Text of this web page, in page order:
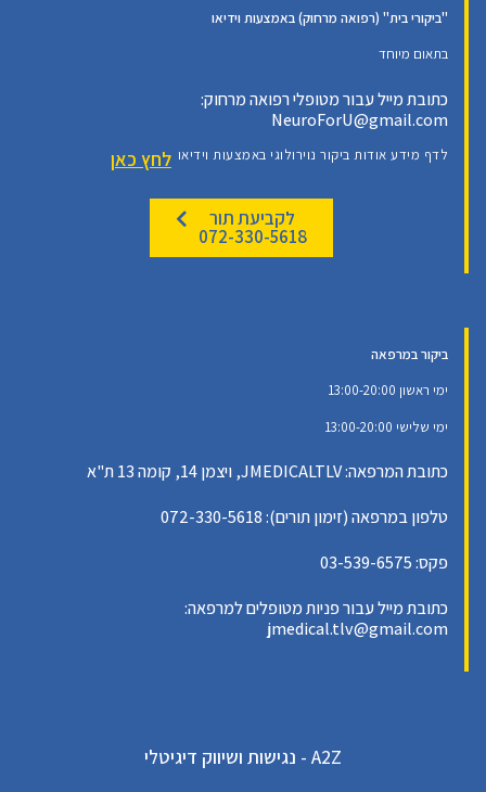
"ביקורי בית" (רפואה מרחוק) באמצעות וידיאו
בתאום מיוחד
כתובת מייל עבור מטופלי רפואה מרחוק:
NeuroForU@gmail.com
לדף מידע אודות ביקור נוירולוגי באמצעות וידיאו לחץ כאן
לקביעת תור
072-330-5618
ביקור במרפאה
ימי ראשון 13:00-20:00
ימי שלישי 13:00-20:00
כתובת המרפאה: JMEDICALTLV, ויצמן 14, קומה 13 ת"א
טלפון במרפאה (זימון תורים): 072-330-5618
פקס: 03-539-6575
כתובת מייל עבור פניות מטופלים למרפאה:
jmedical.tlv@gmail.com
A2Z - נגישות ושיווק דיגיטלי